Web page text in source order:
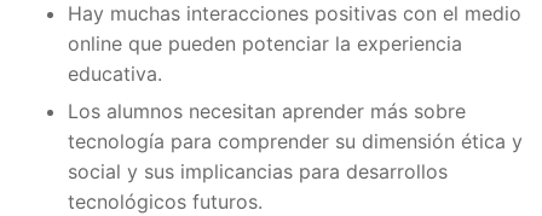
Hay muchas interacciones positivas con el medio
online que pueden potenciar la experiencia
educativa.
Los alumnos necesitan aprender más sobre
tecnología para comprender su dimensión ética y
social y sus implicancias para desarrollos
tecnológicos futuros.